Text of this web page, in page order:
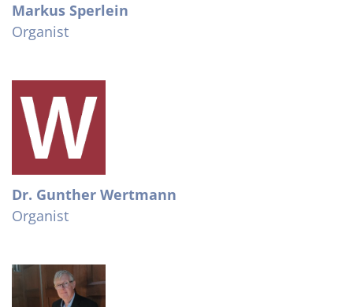
Markus Sperlein
Organist
Dr. Gunther Wertmann
Organist